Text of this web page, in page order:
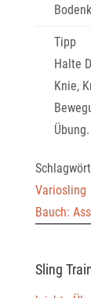
Tipp
Halte
Knie,
Übung.
Variosling
Bauch:
Sling